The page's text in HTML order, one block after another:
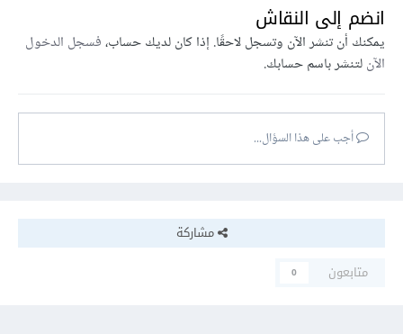
انضم إلى النقاش
يمكنك أن تنشر الآن وتسجل لاحقًا. إذا كان لديك حساب،فسجل الدخول
الآنلتنشر باسم حسابك.
أجب على هذا السؤال...
مشاركة
متابعون
0